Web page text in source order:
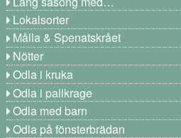
Lokalsorter
Målla & Spenatskrået
Nötter
Odla i kruka
Odla i pallkrage
Odla med barn
Odla på fönsterbrädan